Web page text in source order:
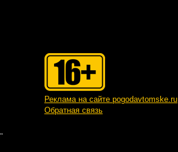
Реклама на сайте pogodavtomske.ru
Обратная связь